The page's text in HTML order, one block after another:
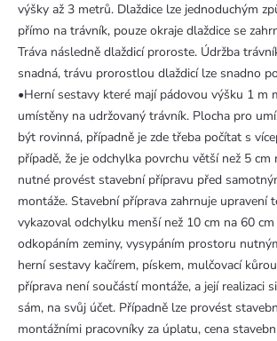
výšky až 3 metrů. Dlaždice lze jednoduchým
přímo na trávník, pouze okraje dlaždice se
Tráva následně dlaždicí proroste. Údržba
snadná, trávu prorostlou dlaždicí lze snadno
•Herní sestavy které mají pádovou výšku 1 m
umístěny na udržovaný trávník. Plocha pro
být rovinná, případně je zde třeba počítat s
případě, že je odchylka povrchu větší než 5
nutné provést stavební přípravu před
montáže. Stavební příprava zahrnuje upravení
vykazoval odchylku menší než 10 cm na 60
odkopáním zeminy, vysypáním prostoru
herní sestavy kačírem, pískem, mulčovací
příprava není součástí montáže, a její realizaci
sám, na svůj účet. Případně lze provést
montážními pracovníky za úplatu, cena